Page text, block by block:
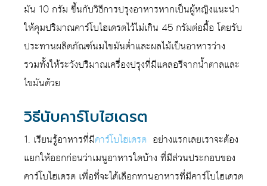
มัน 10 กรัม ขึ้นกับวิธีการปรุงอาหารหากเป็นผู้หญิงแนะนำ
ให้คุมปริมาณคาร์โบไฮเดรตไว้ไม่เกิน 45 กรัมต่อมื้อ โดยรับ
ประทานผลิตภัณฑ์นมไขมันต่ำและผลไม้เป็นอาหารว่าง
รวมทั้งให้ระวังปริมาณเครื่องปรุงที่มีแคลอรีจากน้ำตาลและ
ไขมันด้วย
วิธีนับคาร์โบไฮเดรต
1. เรียนรู้อาหารที่มีคาร์โบไฮเดรต อย่างแรกเลยเราจะต้อง
แยกให้ออกก่อนว่าเมนูอาหารใดบ้าง ที่มีส่วนประกอบของ
คาร์โบไฮเดรต เพื่อที่จะได้เลือกทานอาหารที่มีคาร์โบไฮเดรต